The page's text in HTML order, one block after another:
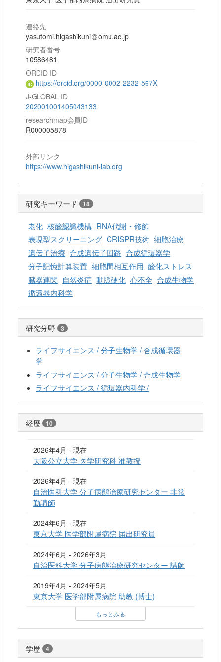
連絡先
yasutomi.higashikuni
omu.ac.jp
研究者番号
10586481
ORCID ID
https://orcid.org/0000-0002-2232-567X
J-GLOBAL ID
202001001405043133
researchmap会員ID
R000005878
外部リンク
https://www.higashikuni-lab.org
研究キーワード 18
老化 核酸認識機構 RNA代謝・修飾
表現型スクリーニング CRISPR技術 細胞治療
遺伝子治療 合成遺伝子回路 合成循環器学
分子記憶計算装置 細胞間相互作用 酸化ストレス
臓器連関 自然炎症 動脈硬化 心不全 合成生物学
循環器内科学
研究分野 3
ライフサイエンス / 分子生物学 / 合成循環器
学
ライフサイエンス / 分子生物学 / 合成生物学
ライフサイエンス / 循環器内科学 /
経歴 10
2026年4月 - 現在
大阪公立大学 医学研究科 准教授
2026年4月 - 現在
自治医科大学 分子病態治療研究センター 非常
勤講師
2024年6月 - 現在
東京大学 医学部附属病院 届出研究員
2024年6月 - 2026年3月
自治医科大学 分子病態治療研究センター 講師
2019年4月 - 2024年5月
東京大学 医学部附属病院 助教 (博士)
もっとみる
学歴 4